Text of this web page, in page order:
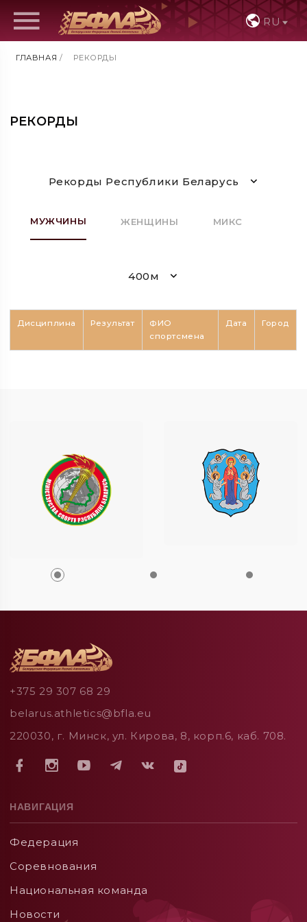
RU
ГЛАВНАЯ / РЕКОРДЫ
РЕКОРДЫ
Рекорды Республики Беларусь
МУЖЧИНЫ ЖЕНЩИНЫ МИКС
400м
Дисциплина Результат
ФИО
спортсмена
Дата Город
+375 29 307 68 29
belarus.athletics@bfla.eu
220030, г. Минск, ул. Кирова, 8, корп.6, каб. 708.
НАВИГАЦИЯ
Федерация
Соревнования
Национальная команда
Новости